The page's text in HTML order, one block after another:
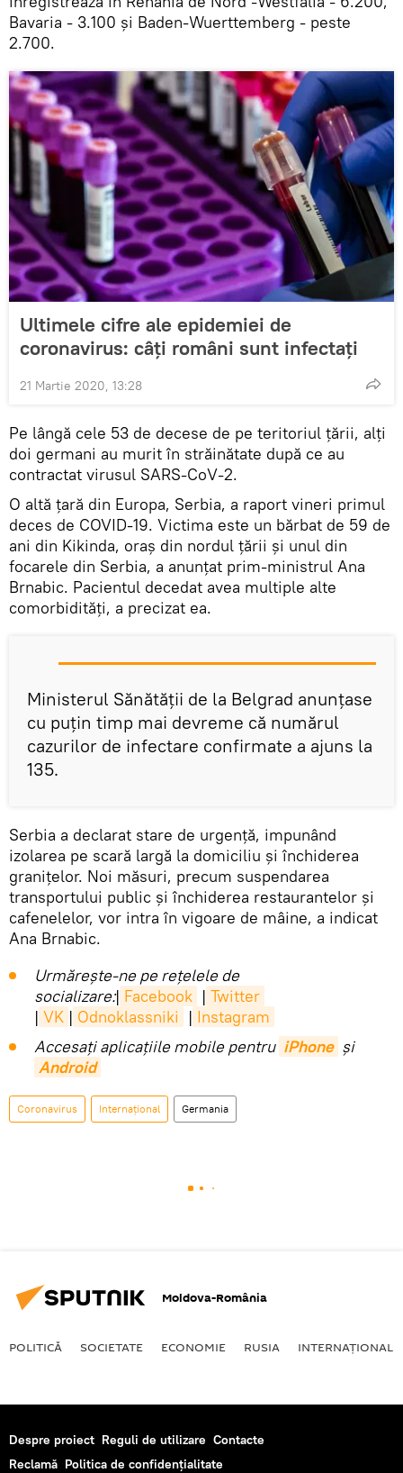
Bavaria - 3.100 şi Baden-Wuerttemberg - peste
2.700.
Ultimele cifre ale epidemiei de
coronavirus: câți români sunt infectați
21 Martie 2020, 13:28
Pe lângă cele 53 de decese de pe teritoriul ţării, alţi
doi germani au murit în străinătate după ce au
contractat virusul SARS-CoV-2.
O altă ţară din Europa, Serbia, a raport vineri primul
deces de COVID-19. Victima este un bărbat de 59 de
ani din Kikinda, oraş din nordul ţării şi unul din
focarele din Serbia, a anunţat prim-ministrul Ana
Brnabic. Pacientul decedat avea multiple alte
comorbidităţi, a precizat ea.
Ministerul Sănătăţii de la Belgrad anunţase
cu puţin timp mai devreme că numărul
cazurilor de infectare confirmate a ajuns la
135.
Serbia a declarat stare de urgenţă, impunând
izolarea pe scară largă la domiciliu şi închiderea
graniţelor. Noi măsuri, precum suspendarea
transportului public şi închiderea restaurantelor şi
cafenelelor, vor intra în vigoare de mâine, a indicat
Ana Brnabic.
Urmărește-ne pe rețelele de
socializare:| Facebook | Twitter
| VK | Odnoklassniki | Instagram
Accesaţi aplicaţiile mobile pentru iPhone și
Android
Coronavirus Internaţional Germania
Moldova-România
POLITICĂ SOCIETATE ECONOMIE RUSIA INTERNAŢIONAL
Despre proiect Reguli de utilizare Contacte
Reclamă Politica de confidențialitate